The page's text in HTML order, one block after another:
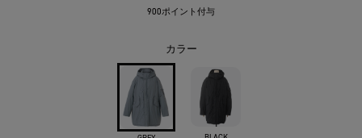
900ポイント付与
カラー